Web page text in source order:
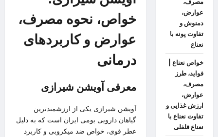
خواص، نحوه مصرف،
عوارض و کاربردهای
درمانی
معرفی آویشن شیرازی
آویشن شیرازی یکی از ارزشمندترین
گیاهان دارویی بومی ایران است که به دلیل
عطر قوی، خواص ضد میکروبی و کاربرد
عوارض،
دمنوش و
تفاوت پونه با
نعناع
خواص نعناع |
فواید، طرز
مصرف،
عوارض،
ارزش غذایی و
تفاوت نعناع با
نعناع فلفلی